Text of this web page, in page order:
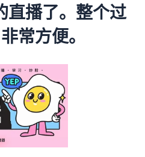
直播了。整个过
常方便。